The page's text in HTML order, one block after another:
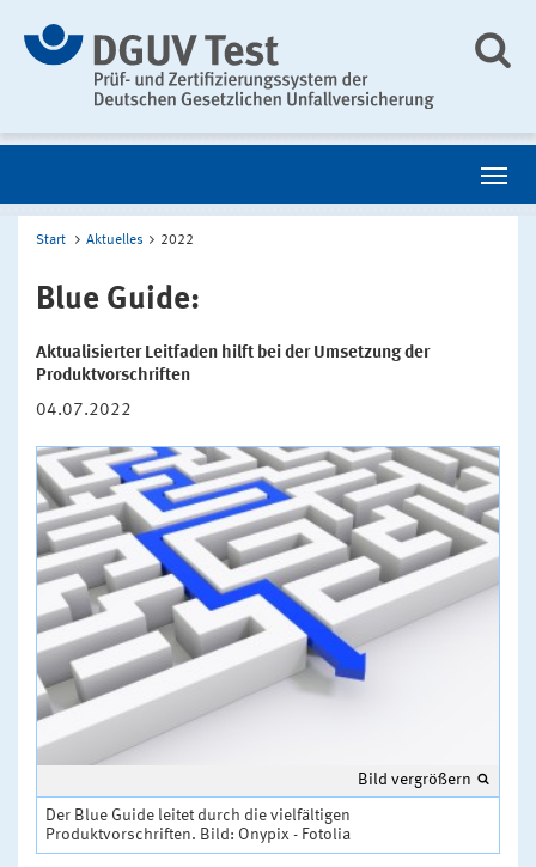
Start Aktuelles 2022
Blue Guide:
Aktualisierter Leitfaden hilft bei der Umsetzung der
Produktvorschriften
04.07.2022
Bild vergrößern
Der Blue Guide leitet durch die vielfältigen
Produktvorschriften. Bild: Onypix - Fotolia